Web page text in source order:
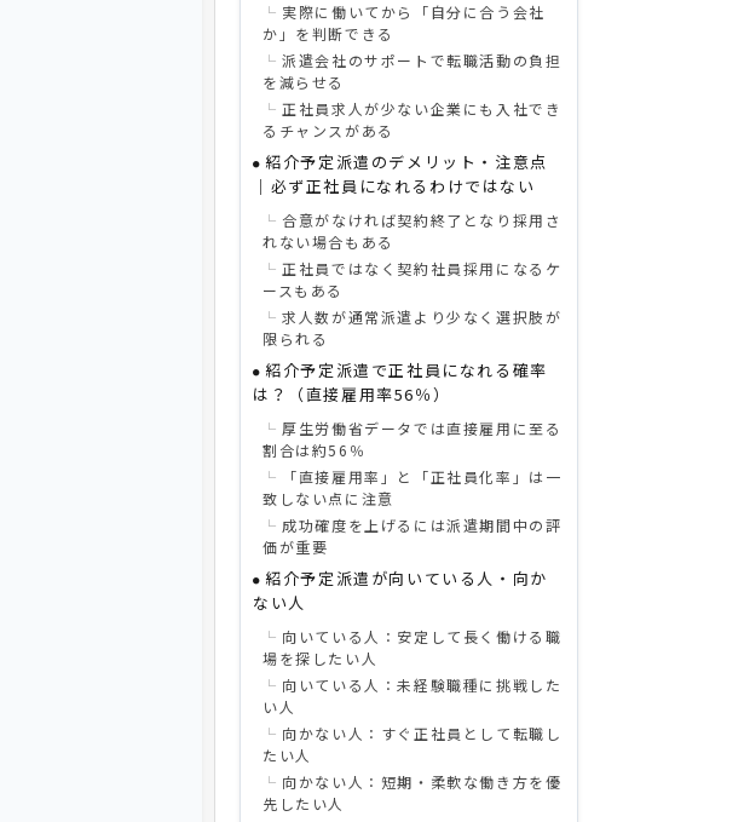
実際に働いてから「自分に合う会社
か」を判断できる
派遣会社のサポートで転職活動の負担
を減らせる
正社員求人が少ない企業にも入社でき
るチャンスがある
紹介予定派遣のデメリット・注意点
｜必ず正社員になれるわけではない
合意がなければ契約終了となり採用さ
れない場合もある
正社員ではなく契約社員採用になるケ
ースもある
求人数が通常派遣より少なく選択肢が
限られる
紹介予定派遣で正社員になれる確率
は？（直接雇用率56％）
厚生労働省データでは直接雇用に至る
割合は約56％
「直接雇用率」と「正社員化率」は一
致しない点に注意
成功確度を上げるには派遣期間中の評
価が重要
紹介予定派遣が向いている人・向か
ない人
向いている人：安定して長く働ける職
場を探したい人
向いている人：未経験職種に挑戦した
い人
向かない人：すぐ正社員として転職し
たい人
向かない人：短期・柔軟な働き方を優
先したい人